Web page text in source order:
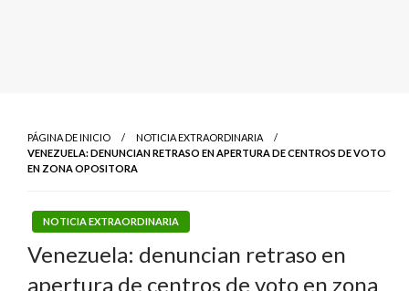
PÁGINA DE INICIO
NOTICIA EXTRAORDINARIA
VENEZUELA: DENUNCIAN RETRASO EN APERTURA DE CENTROS DE VOTO
EN ZONA OPOSITORA
NOTICIA EXTRAORDINARIA
Venezuela: denuncian retraso en
apertura de centros de voto en zona